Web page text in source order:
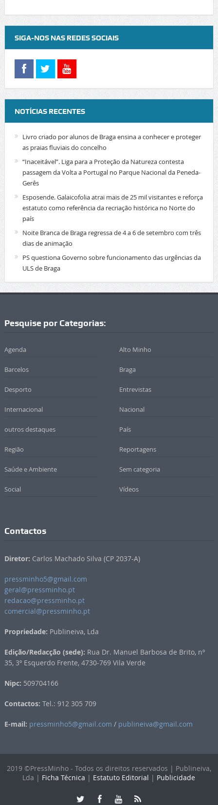
SIGA-NOS NAS REDES SOCIAIS
NOTÍCIAS RECENTES
Livro criado por alunos de Braga ensina a conhecer e proteger
as praias fluviais do concelho
“Inaceitável”. Liga para a Proteção da Natureza contesta
passagem da Volta a Portugal no Parque Nacional da Peneda-
Gerês
Esposende. Galaicofolia atrai mais de 25 mil visitantes e reforça
estatuto como referência da recriação histórica no Norte do
país
Noite Branca de Braga regressa de 4 a 6 de setembro com três
dias de animação
PS questiona Governo sobre funcionamento das urgências da
ULS de Braga
Pesquise por Categorias:
Agenda Alto Minho
Barcelos Braga
Desporto Entrevistas
Internacional Nacional
outros destaques País
Região Reportagens
Saúde e Ambiente Sem categoria
Social Vídeos
Contactos
Diretor: Carlos Machado Silva (CP 2037-A)
pressminho5@gmail.com
geral@pressminho.pt
redacao@pressminho.pt
comercial@pressminho.pt
Propriedade: Publineiva, Lda
Edição/Redacção (sede): Rua Dr. Manuel Barbosa de Brito, nº
35, 3º Esquerdo Frente, 4730-769 Vila Verde
Nipc: 509704166
Contactos: Tel.: 912 305 709
E-mail: pressminho5@gmail.com / publineiva@gmail.com
2019 ©PressMinho - Todos os direitos reservados | Publineiva,
Lda | Ficha Técnica | Estatuto Editorial | Publicidade